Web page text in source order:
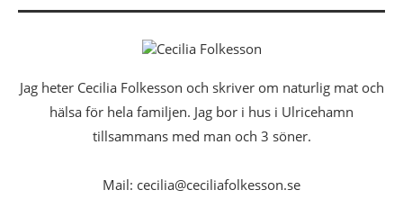
Jag heter Cecilia Folkesson och skriver om naturlig mat och
hälsa för hela familjen. Jag bor i hus i Ulricehamn
tillsammans med man och 3 söner.
Mail: cecilia@ceciliafolkesson.se